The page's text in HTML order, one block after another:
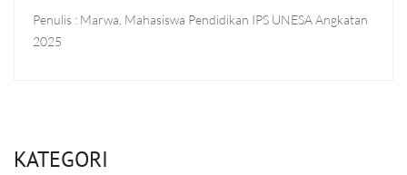
Penulis : Marwa, Mahasiswa Pendidikan IPS UNESA Angkatan
2025
KATEGORI